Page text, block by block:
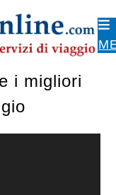
i migliori